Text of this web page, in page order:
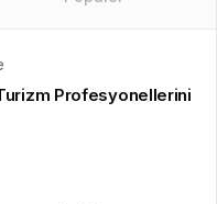
Profesyonellerini